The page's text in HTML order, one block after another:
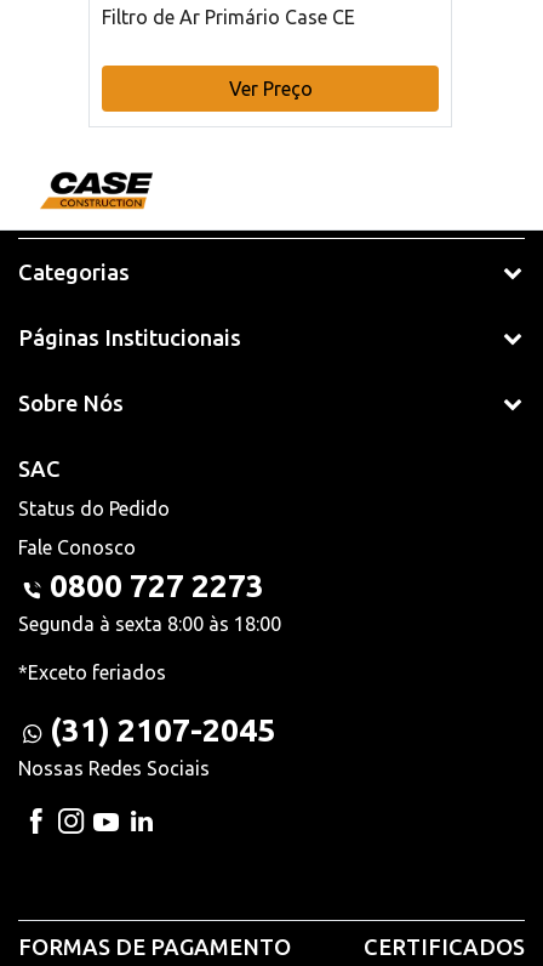
Filtro de Ar Primário Case CE
Ver Preço
Categorias
Páginas Institucionais
Sobre Nós
SAC
Status do Pedido
Fale Conosco
0800 727 2273
Segunda à sexta 8:00 às 18:00
*Exceto feriados
(31) 2107-2045
Nossas Redes Sociais
FORMAS DE PAGAMENTO CERTIFICADOS